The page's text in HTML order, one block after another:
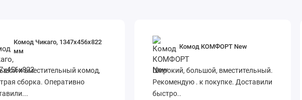
Комод Чикаго, 1347х456х822
мм
и вместительный комод,
сборка. Оперативно
Комод КОМФОРТ New
Широкий, большой, вместительный.
Рекомендую . к покупке. Доставили
быстро..